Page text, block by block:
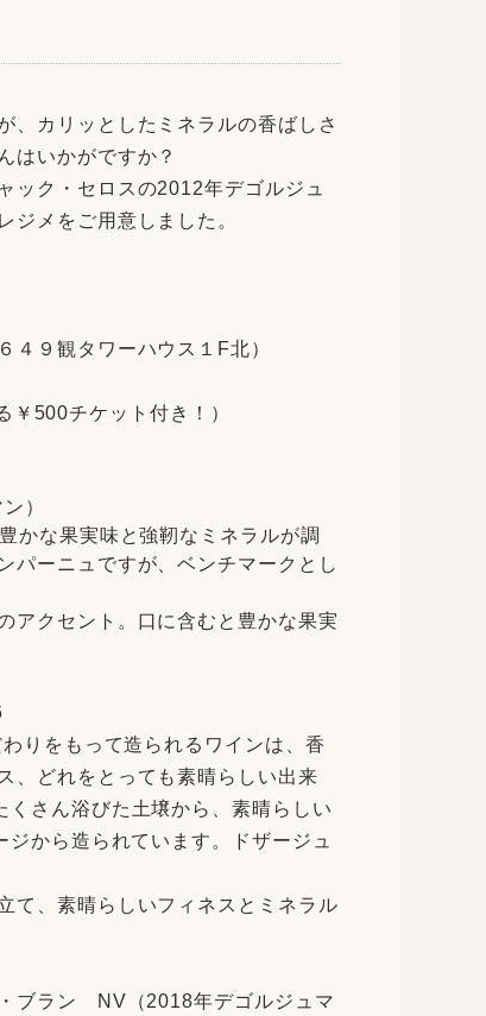
、カリッとしたミネラルの香ばしさ
はいかがですか？
ック・セロスの2012年デゴルジュ
ジメをご用意しました。
４９観タワーハウス１F北）
500チケット付き！）
）
かな果実味と強靭なミネラルが調
ーニュですが、ベンチマークとし
アクセント。口に含むと豊かな果実
りをもって造られるワインは、香
、どれをとっても素晴らしい出来
さん浴びた土壌から、素晴らしい
から造られています。ドザージュ
て、素晴らしいフィネスとミネラル
ラン NV（2018年デゴルジュマ